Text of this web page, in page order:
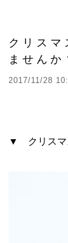
クリス
ませんか
2017/11/28
▼ クリスマ